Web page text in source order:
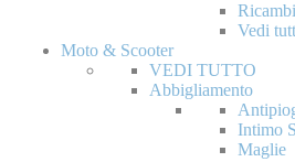
Vedi
Moto & Scooter
VEDI TUTTO
Abbigliamento
Intimo
Maglie